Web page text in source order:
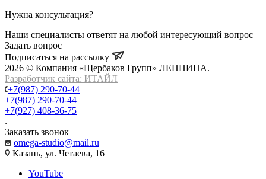
Нужна консультация?
Наши специалисты ответят на любой интересующий вопрос
Задать вопрос
Подписаться на рассылку
2026 © Компания «Щербаков Групп» ЛЕПНИНА.
Разработчик сайта: ИТАЙЛ
+7(987) 290-70-44
+7(987) 290-70-44
+7(927) 408-36-75
Заказать звонок
omega-studio@mail.ru
Казань, ул. Четаева, 16
YouTube